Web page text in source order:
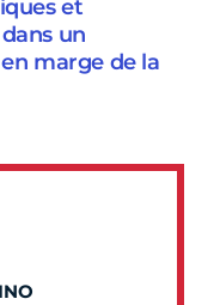
et
un
marge de la